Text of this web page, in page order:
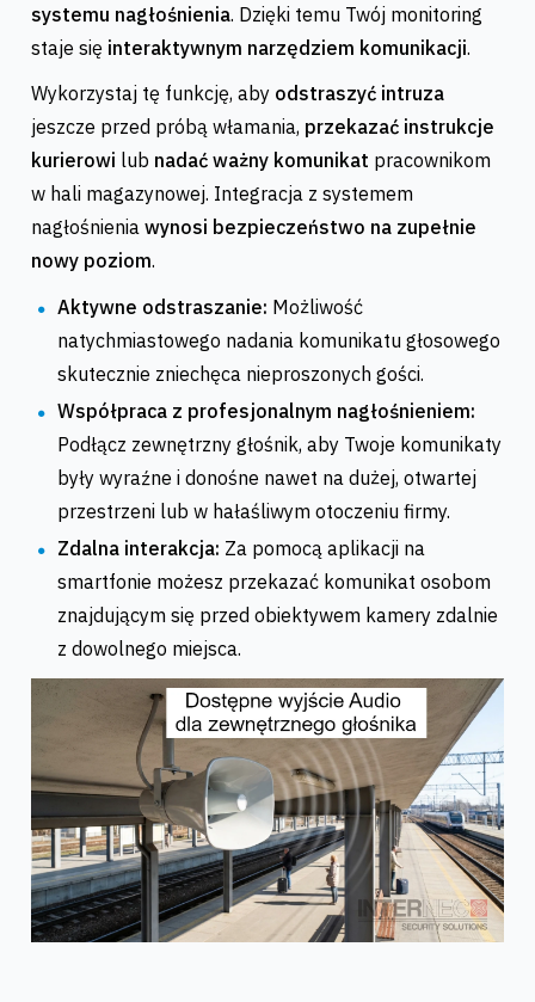
systemu nagłośnienia. Dzięki temu Twój monitoring
staje się interaktywnym narzędziem komunikacji.
Wykorzystaj tę funkcję, aby odstraszyć intruza
jeszcze przed próbą włamania, przekazać instrukcje
kurierowi lub nadać ważny komunikat pracownikom
w hali magazynowej. Integracja z systemem
nagłośnienia wynosi bezpieczeństwo na zupełnie
nowy poziom.
Aktywne odstraszanie: Możliwość
natychmiastowego nadania komunikatu głosowego
skutecznie zniechęca nieproszonych gości.
Współpraca z profesjonalnym nagłośnieniem:
Podłącz zewnętrzny głośnik, aby Twoje komunikaty
były wyraźne i donośne nawet na dużej, otwartej
przestrzeni lub w hałaśliwym otoczeniu firmy.
Zdalna interakcja: Za pomocą aplikacji na
smartfonie możesz przekazać komunikat osobom
znajdującym się przed obiektywem kamery zdalnie
z dowolnego miejsca.